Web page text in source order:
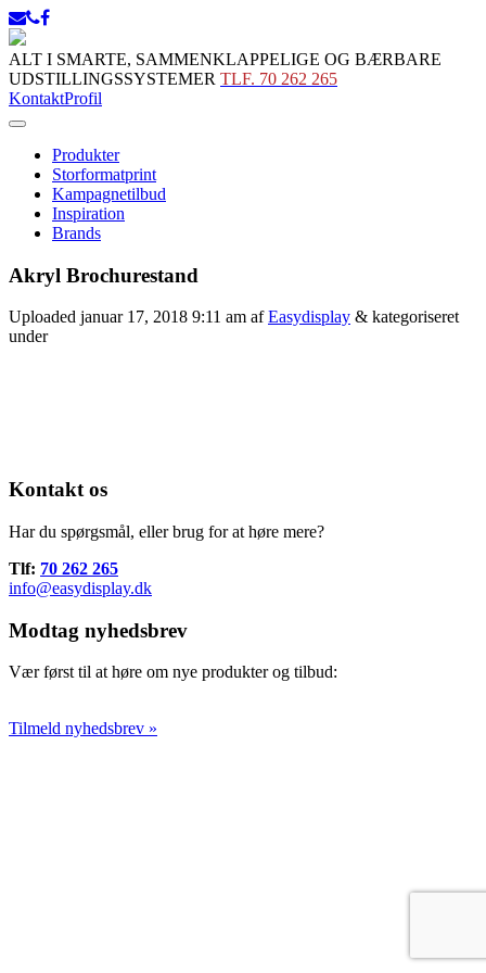
ALT I SMARTE, SAMMENKLAPPELIGE OG BÆRBARE
UDSTILLINGSSYSTEMER TLF. 70 262 265
KontaktProfil
Produkter
Storformatprint
Kampagnetilbud
Inspiration
Brands
Akryl Brochurestand
Uploaded januar 17, 2018 9:11 am afEasydisplay & kategoriseret
under
Kontakt os
Har du spørgsmål, eller brug for at høre mere?
Tlf: 70 262 265
info@easydisplay.dk
Modtag nyhedsbrev
Vær først til at høre om nye produkter og tilbud:
Tilmeld nyhedsbrev »